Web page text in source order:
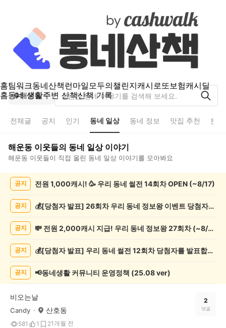
홈팀워크동네산책런마일모두의챌린지캐시로또보험캐시딜
홈동네 생활주변 산책산책 기록
해운동
전체글 공지 인기 동네 일상 동네 정보 맛집 추천 분
해운동 이웃들의 동네 일상이야기
해운동 이웃들이 직접 올린 동네 일상 이야기를 모아봐요
록
공지 전원 1,000캐시! 🥳 우리 동네 썰전 14회차 OPEN (~8/17)
공지 💰[당첨자 발표] 26회차 우리 동네 정보왕 이벤트 당첨자를 발표합니다!
공지 💸 전원 2,000캐시 지급! 우리 동네 정보왕 27회차 (~8/10)
공지 💰[당첨자 발표] 우리 동네 썰전 12회차 당첨자를 발표합니다!
공지 📢동네생활 커뮤니티 운영정책 (25.08 ver)
비오는날
Candy 산호동
581 1 21개월 전
2
댓글